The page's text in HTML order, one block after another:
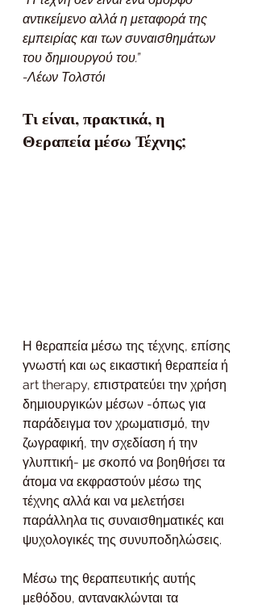
αντικείμενο αλλά η μεταφορά της
εμπειρίας και των συναισθημάτων
του δημιουργού του.”
-Λέων Τολστόι
Τι είναι, πρακτικά, η
Θεραπεία μέσω Τέχνης;
Η θεραπεία μέσω της τέχνης, επίσης
γνωστή και ως εικαστική θεραπεία ή
art therapy, επιστρατεύει την χρήση
δημιουργικών μέσων -όπως για
παράδειγμα τον χρωματισμό, την
ζωγραφική, την σχεδίαση ή την
γλυπτική- με σκοπό να βοηθήσει τα
άτομα να εκφραστούν μέσω της
τέχνης αλλά και να μελετήσει
παράλληλα τις συναισθηματικές και
ψυχολογικές της συνυποδηλώσεις.
Μέσω της θεραπευτικής αυτής
μεθόδου, αντανακλώνται τα